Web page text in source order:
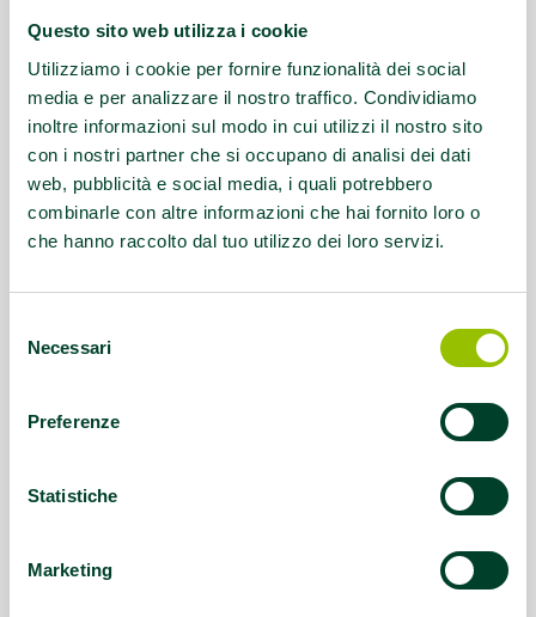
Questo sito web utilizza i cookie
Utilizziamo i cookie per fornire funzionalità dei social
media e per analizzare il nostro traffico. Condividiamo
inoltre informazioni sul modo in cui utilizzi il nostro sito
con i nostri partner che si occupano di analisi dei dati
web, pubblicità e social media, i quali potrebbero
combinarle con altre informazioni che hai fornito loro o
che hanno raccolto dal tuo utilizzo dei loro servizi.
delNecessari
Preferenze
Statistiche
Marketing
Lombalgia cronica, AFA Parkinson
Referente:reggioemilia@uisp.it
Contatti:Tel. 0522267211
Questo contenuto si trova inPalestre che